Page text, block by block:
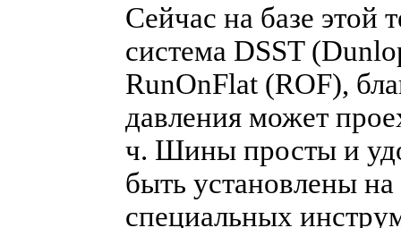
Сейчас на базе этой
система DSST
RunOnFlat (ROF),
давления может
ч. Шины просты и
быть установлены на
специальных